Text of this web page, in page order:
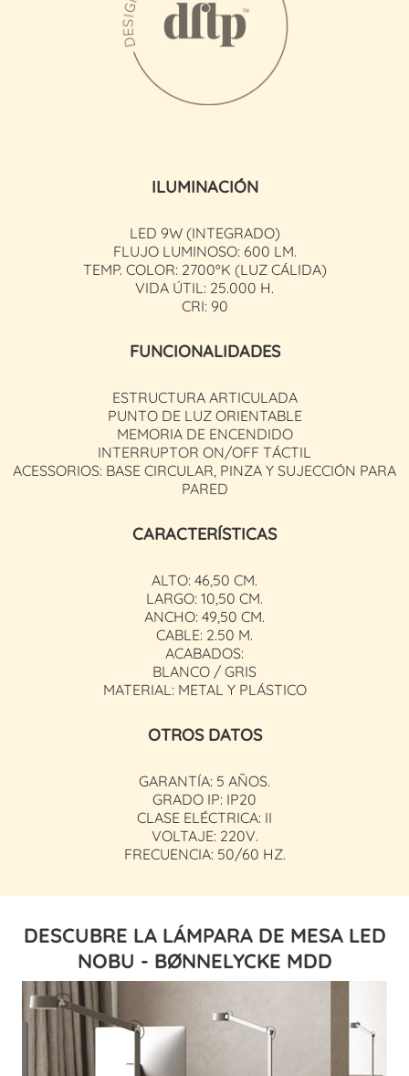
ILUMINACIÓN
LED 9W (INTEGRADO)
FLUJO LUMINOSO: 600 LM.
TEMP. COLOR: 2700ºK (LUZ CÁLIDA)
VIDA ÚTIL: 25.000 H.
CRI: 90
FUNCIONALIDADES
ESTRUCTURA ARTICULADA
PUNTO DE LUZ ORIENTABLE
MEMORIA DE ENCENDIDO
INTERRUPTOR ON/OFF TÁCTIL
ACESSORIOS: BASE CIRCULAR, PINZA Y SUJECCIÓN PARA
PARED
CARACTERÍSTICAS
ALTO: 46,50 CM.
LARGO: 10,50 CM.
ANCHO: 49,50 CM.
CABLE: 2.50 M.
ACABADOS:
BLANCO / GRIS
MATERIAL: METAL Y PLÁSTICO
OTROS DATOS
GARANTÍA: 5 AÑOS.
GRADO IP: IP20
CLASE ELÉCTRICA: II
VOLTAJE: 220V.
FRECUENCIA: 50/60 HZ.
DESCUBRE LA LÁMPARA DE MESA LED
NOBU - BØNNELYCKE MDD